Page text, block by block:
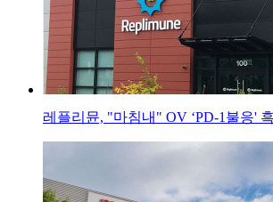
레플리뮨, "마침내" OV ‘PD-1불응'